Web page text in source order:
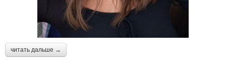
читать дальше →